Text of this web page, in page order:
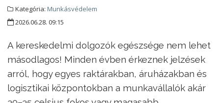
Kategória: Munkásvédelem
2026.06.28. 09:15
A kereskedelmi dolgozók egészsége nem lehet
másodlagos! Minden évben érkeznek jelzések
arról, hogy egyes raktárakban, áruházakban és
logisztikai központokban a munkavállalók akár